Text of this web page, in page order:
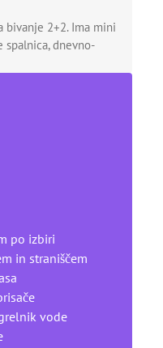
bivanje 2+2. Ima mini
dnevno-
po izbiri
in straniščem
vode